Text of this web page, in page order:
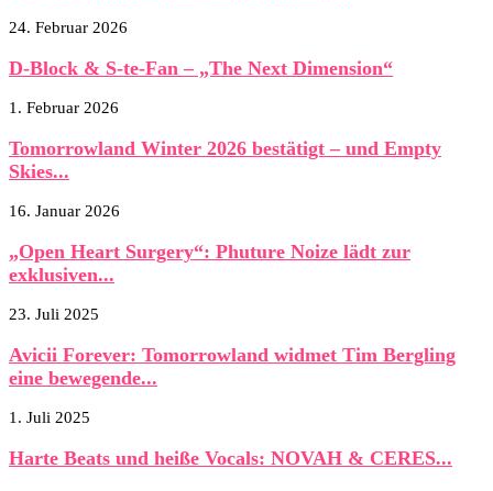
24. Februar 2026
D-Block & S-te-Fan – „The Next Dimension“
1. Februar 2026
Tomorrowland Winter 2026 bestätigt – und Empty
Skies...
16. Januar 2026
„Open Heart Surgery“: Phuture Noize lädt zur
exklusiven...
23. Juli 2025
Avicii Forever: Tomorrowland widmet Tim Bergling
eine bewegende...
1. Juli 2025
Harte Beats und heiße Vocals: NOVAH & CERES...